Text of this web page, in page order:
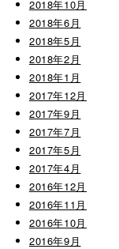
2018年10月
2018年6月
2018年5月
2018年2月
2018年1月
2017年12月
2017年9月
2017年7月
2017年5月
2017年4月
2016年12月
2016年11月
2016年10月
2016年9月